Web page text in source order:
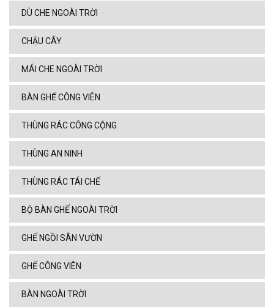
DÙ CHE NGOÀI TRỜI
CHẬU CÂY
MÁI CHE NGOÀI TRỜI
BÀN GHẾ CÔNG VIÊN
THÙNG RÁC CÔNG CỘNG
THÙNG AN NINH
THÙNG RÁC TÁI CHẾ
BỘ BÀN GHẾ NGOÀI TRỜI
GHẾ NGỒI SÂN VƯỜN
GHẾ CÔNG VIÊN
BÀN NGOÀI TRỜI